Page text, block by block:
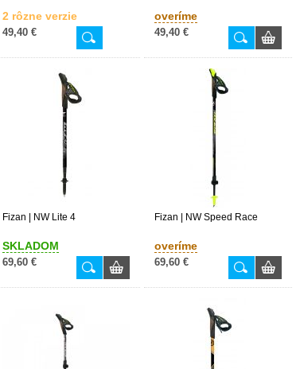
2 rôzne verzie
49,40 €
overíme
49,40 €
Fizan | NW Lite 4
SKLADOM
69,60 €
Fizan | NW Speed Race
overíme
69,60 €